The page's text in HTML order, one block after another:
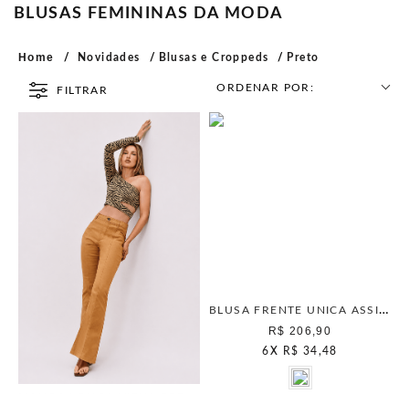
BLUSAS FEMININAS DA MODA
Home Novidades Blusas e Croppeds Preto
FILTRAR ORDENAR POR:
BLUSA FRENTE UNICA ASSIMETRICA PRETO
R$ 206,90
6 X R$ 34,48